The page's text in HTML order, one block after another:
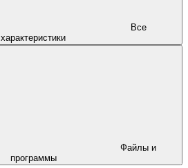
характеристики
программы